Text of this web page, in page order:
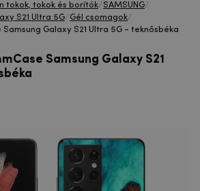
tokok, tokok és borítók/SAMSUNG/
S21 Ultra 5G/Gél csomagok/
Galaxy S21 Ultra 5G - teknősbéka
Samsung Galaxy S21